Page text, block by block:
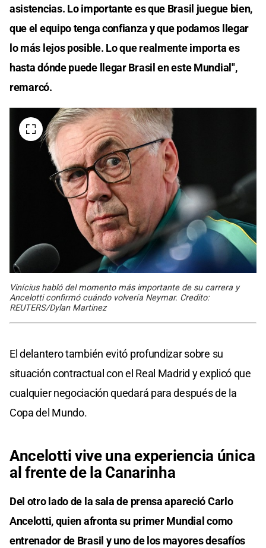
asistencias. Lo importante es que Brasil juegue bien,
que el equipo tenga confianza y que podamos llegar
lo más lejos posible. Lo que realmente importa es
hasta dónde puede llegar Brasil en este Mundial",
remarcó.
Vinícius habló del momento más importante de su carrera y
Ancelotti confirmó cuándo volvería Neymar. Credito:
REUTERS/Dylan Martinez
El delantero también evitó profundizar sobre su
situación contractual con el Real Madrid y explicó que
cualquier negociación quedará para después de la
Copa del Mundo.
Ancelotti vive una experiencia única
al frente de la Canarinha
Del otro lado de la sala de prensa apareció Carlo
Ancelotti, quien afronta su primer Mundial como
entrenador de Brasil y uno de los mayores desafíos